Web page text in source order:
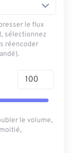
le flux
sélectionnez
réencoder
le volume,